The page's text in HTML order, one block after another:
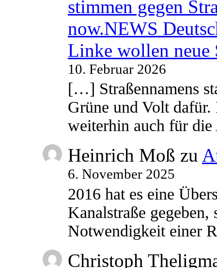
stimmen gegen
now.NEWS
Linke wollen neue
10. Februar 2026
[…] Straßennamens
Grüne und Volt
weiterhin auch für
Heinrich Moß zu
6. November 2025
2016 hat es eine
Kanalstraße
Notwendigkeit einer
Christoph